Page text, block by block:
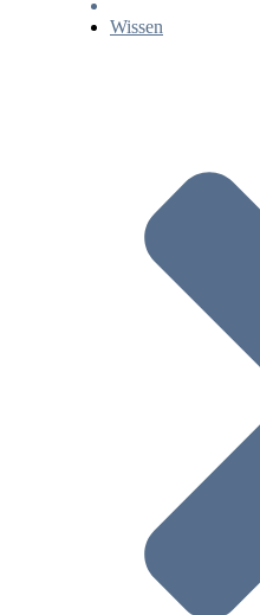
Wissen